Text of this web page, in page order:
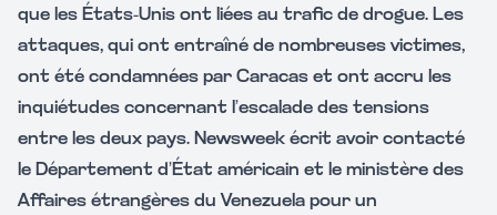
que les États-Unis ont liées au trafic de drogue. Les
attaques, qui ont entraîné de nombreuses victimes,
ont été condamnées par Caracas et ont accru les
inquiétudes concernant l’escalade des tensions
entre les deux pays. Newsweek écrit avoir contacté
le Département d’État américain et le ministère des
Affaires étrangères du Venezuela pour un